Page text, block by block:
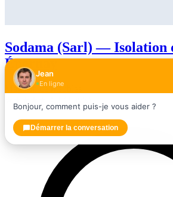
Sodama (Sarl) — Isolation
Épernay
Magasin de meubles
Jean
En ligne
Bonjour, comment puis-je vous aider ?
Démarrer la conversation